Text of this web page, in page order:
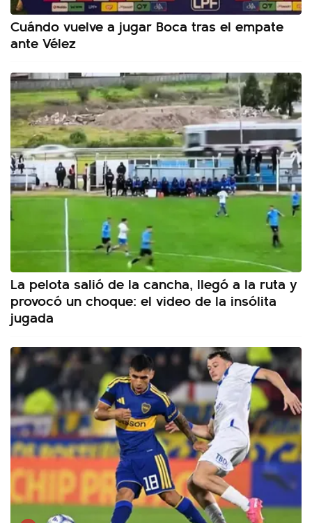
Cuándo vuelve a jugar Boca tras el empate
ante Vélez
La pelota salió de la cancha, llegó a la ruta y
provocó un choque: el video de la insólita
jugada